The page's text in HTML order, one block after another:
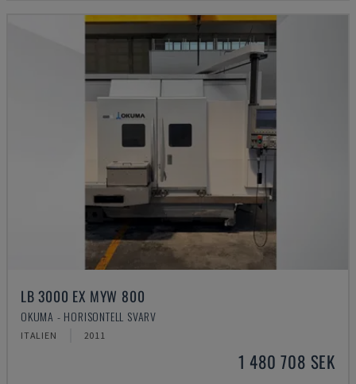
LB 3000 EX MYW 800
OKUMA - HORISONTELL SVARV
ITALIEN 2011
1 480 708 SEK